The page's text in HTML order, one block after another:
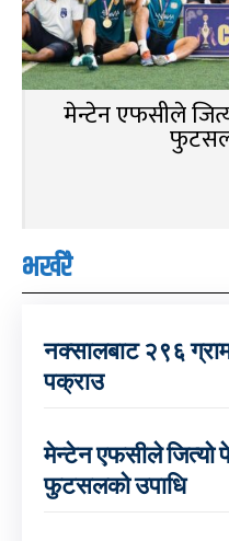
मेन्टेन एफसीले
भर्खरै
नक्सालबाट २९६
पक्राउ
मेन्टेन एफसीले जित्यो
फुटसलको उपाधि